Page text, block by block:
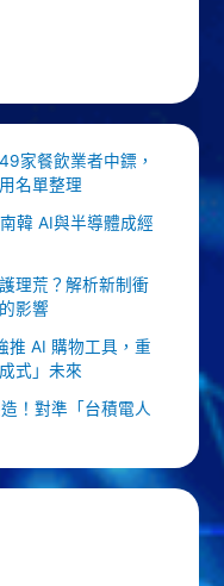
家餐飲業者中鏢，
名單整理
韓 AI與半導體成經
理荒？解析新制衝
影響
推 AI 購物工具，重
式」未來
！對準「台積電人